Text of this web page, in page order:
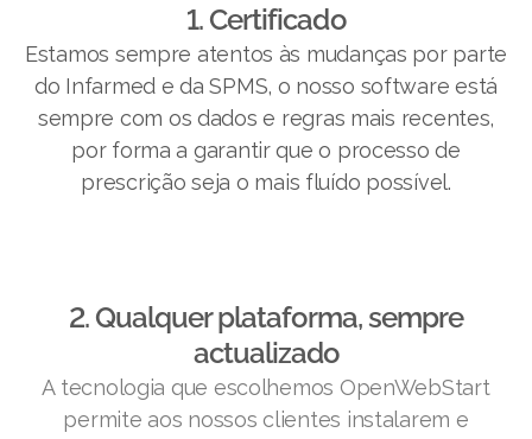
1. Certificado
Estamos sempre atentos às mudanças por parte
do Infarmed e da SPMS, o nosso software está
sempre com os dados e regras mais recentes,
por forma a garantir que o processo de
prescrição seja o mais fluído possível.
2. Qualquer plataforma, sempre
actualizado
A tecnologia que escolhemos OpenWebStart
permite aos nossos clientes instalarem e